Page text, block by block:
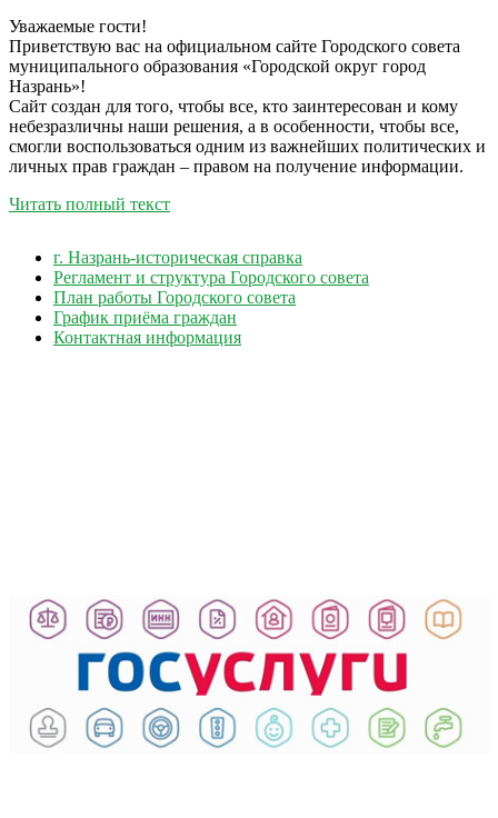
Уважаемые гости!
Приветствую вас на официальном сайте Городского совета
муниципального образования «Городской округ город
Назрань»!
Сайт создан для того, чтобы все, кто заинтересован и кому
небезразличны наши решения, а в особенности, чтобы все,
смогли воспользоваться одним из важнейших политических и
личных прав граждан – правом на получение информации.
Читать полный текст
г. Назрань-историческая справка
Регламент и структура Городского совета
План работы Городского совета
График приёма граждан
Контактная информация